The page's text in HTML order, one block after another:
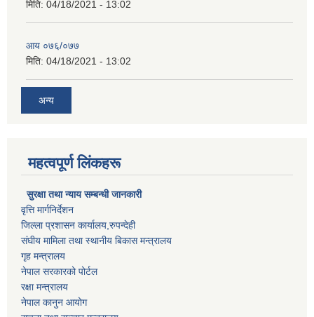
मिति: 04/18/2021 - 13:02
आय ०७६/०७७
मिति: 04/18/2021 - 13:02
अन्य
महत्वपूर्ण लिंकहरू
सुरक्षा तथा न्याय सम्बन्धी जानकारी
वृत्ति मार्गनिर्देशन
जिल्ला प्रशासन कार्यालय,रुपन्देही
संघीय मामिला तथा स्थानीय बिकास मन्त्रालय
गृह मन्त्रालय
नेपाल सरकारको पोर्टल
रक्षा मन्त्रालय
नेपाल कानुन आयोग